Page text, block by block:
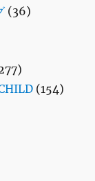
(36)
(154)